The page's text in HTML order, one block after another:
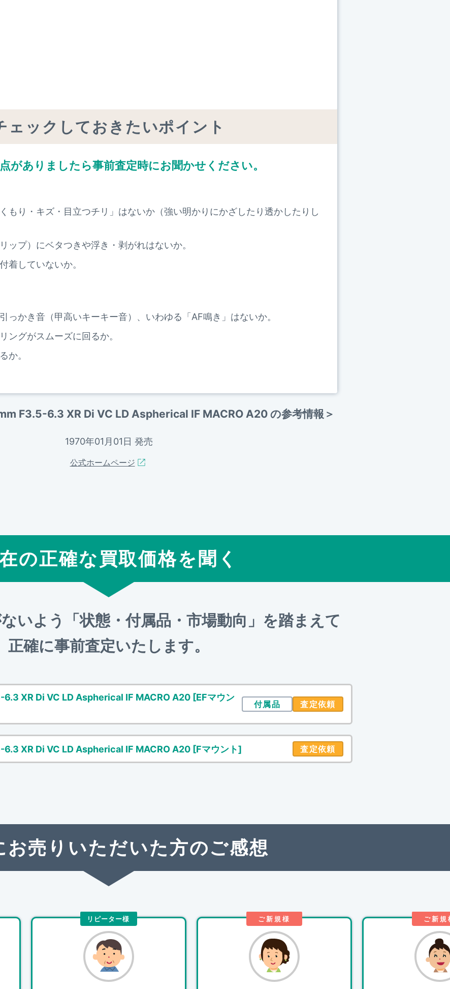
ェックしておきたいポイント
がありましたら事前査定時にお聞かせください。
もり・キズ・目立つチリ」はないか（強い明かりにかざしたり透かしたりし
ップ）にベタつきや浮き・剥がれはないか。
着していないか。
っかき音（甲高いキーキー音）、いわゆる「AF鳴き」はないか。
ングがスムーズに回るか。
か。
F3.5-6.3 XR Di VC LD Aspherical IF MACRO A20 の参考情報＞
1970年01月01日 発売
公式ホームページ
の正確な買取価格を聞く
いよう「状態・付属品・市場動向」を踏まえて
正確に事前査定いたします。
XR Di VC LD Aspherical IF MACRO A20 [EFマウン
付属品 査定依頼
XR Di VC LD Aspherical IF MACRO A20 [Fマウント] 査定依頼
お売りいただいた方のご感想
リピーター様 ご新規様 ご新規